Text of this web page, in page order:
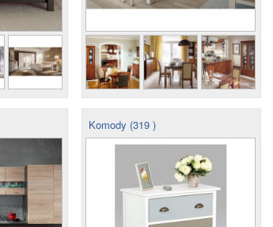
Komody (319 )